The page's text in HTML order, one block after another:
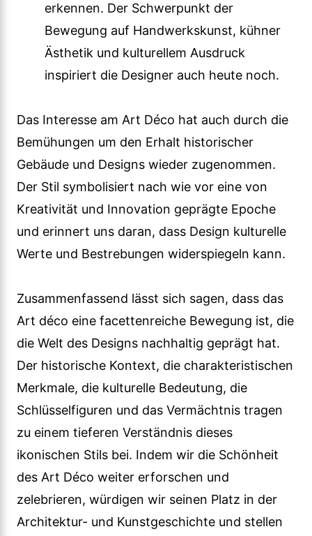
erkennen. Der Schwerpunkt der
Bewegung auf Handwerkskunst, kühner
Ästhetik und kulturellem Ausdruck
inspiriert die Designer auch heute noch.
Das Interesse am Art Déco hat auch durch die
Bemühungen um den Erhalt historischer
Gebäude und Designs wieder zugenommen.
Der Stil symbolisiert nach wie vor eine von
Kreativität und Innovation geprägte Epoche
und erinnert uns daran, dass Design kulturelle
Werte und Bestrebungen widerspiegeln kann.
Zusammenfassend lässt sich sagen, dass das
Art déco eine facettenreiche Bewegung ist, die
die Welt des Designs nachhaltig geprägt hat.
Der historische Kontext, die charakteristischen
Merkmale, die kulturelle Bedeutung, die
Schlüsselfiguren und das Vermächtnis tragen
zu einem tieferen Verständnis dieses
ikonischen Stils bei. Indem wir die Schönheit
des Art Déco weiter erforschen und
zelebrieren, würdigen wir seinen Platz in der
Architektur- und Kunstgeschichte und stellen